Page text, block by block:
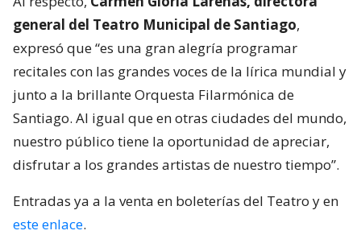
general del Teatro Municipal de Santiago,
expresó que “es una gran alegría programar
recitales con las grandes voces de la lírica mundial y
junto a la brillante Orquesta Filarmónica de
Santiago. Al igual que en otras ciudades del mundo,
nuestro público tiene la oportunidad de apreciar,
disfrutar a los grandes artistas de nuestro tiempo”.
Entradas ya a la venta en boleterías del Teatro y en
este enlace.